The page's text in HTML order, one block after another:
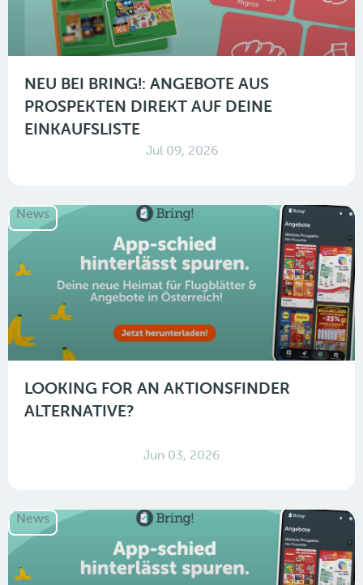
NEU BEI BRING!: ANGEBOTE AUS
PROSPEKTEN DIREKT AUF DEINE
EINKAUFSLISTE
Jul 09, 2026
News
LOOKING FOR AN AKTIONSFINDER
ALTERNATIVE?
Jun 03, 2026
News